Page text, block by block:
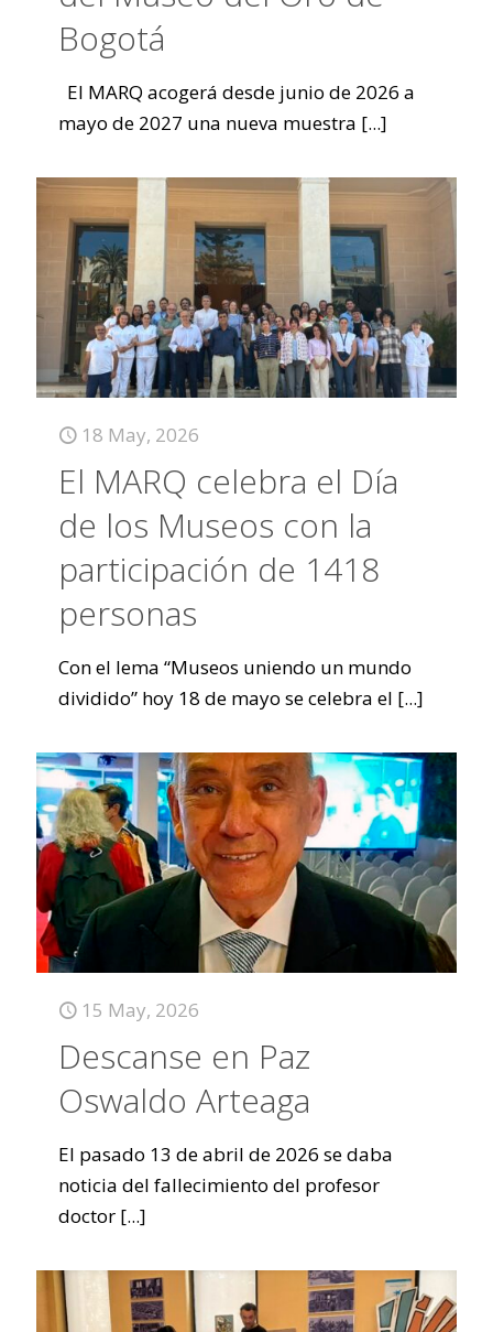
Bogotá
El MARQ acogerá desde junio de 2026 a
mayo de 2027 una nueva muestra [...]
18 May, 2026
El MARQ celebra el Día
de los Museos con la
participación de 1418
personas
Con el lema “Museos uniendo un mundo
dividido” hoy 18 de mayo se celebra el [...]
15 May, 2026
Descanse en Paz
Oswaldo Arteaga
El pasado 13 de abril de 2026 se daba
noticia del fallecimiento del profesor
doctor [...]